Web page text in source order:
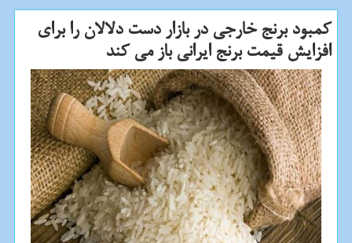
كمبود برنج خارجی در بازار دست دلالان را برای
افزایش قیمت برنج ایرانی باز می كند